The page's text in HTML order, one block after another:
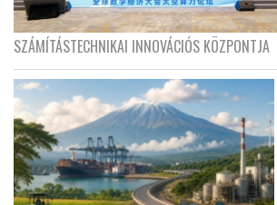
SZÁMÍTÁSTECHNIKAI INNOVÁCIÓS KÖZPONTJA